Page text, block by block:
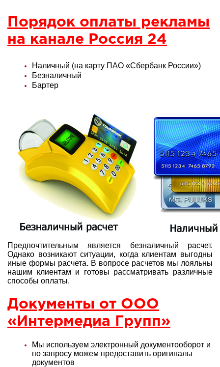
Порядок оплаты рекламы
на канале Россия 24
Наличный (на карту ПАО «Сбербанк России»)
Безналичный
Бартер
Предпочтительным является безналичный расчет.
Однако возникают ситуации, когда клиентам выгодны
иные формы расчета. В вопросе расчетов мы лояльны
нашим клиентам и готовы рассматривать различные
способы оплаты.
Документы от ООО
«Интермедиа Групп»
Мы используем электронный документооборот и
по запросу можем предоставить оригиналы
документов